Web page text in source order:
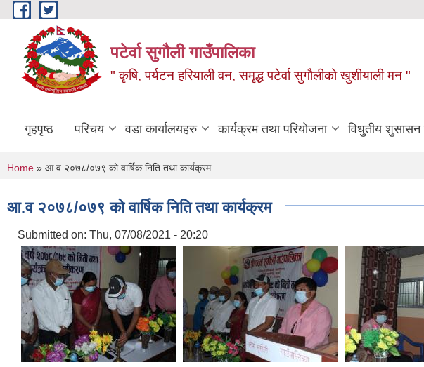
Skip to main content
पटेर्वा सुगौली गाउँपालिका
" कृषि, पर्यटन हरियाली वन, समृद्ध पटेर्वा सुगौलीको खुशीयाली मन "
गृहपृष्ठ परिचय वडा कार्यालयहरु कार्यक्रम तथा परियोजना विधुतीय शुसासन
You are here
Home » आ.व २०७८/०७९ को वार्षिक निति तथा कार्यक्रम
आ.व २०७८/०७९ को वार्षिक निति तथा कार्यक्रम
Submitted on: Thu, 07/08/2021 - 20:20